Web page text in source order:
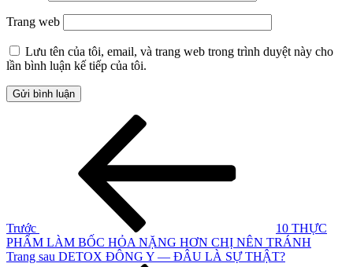
Trang web
Lưu tên của tôi, email, và trang web trong trình duyệt này cho
lần bình luận kế tiếp của tôi.
Trước
10 THỰC
PHẨM LÀM BỐC HỎA NẶNG HƠN CHỊ NÊN TRÁNH
Bài
Trang sau DETOX ĐÔNG Y — ĐÂU LÀ SỰ THẬT?